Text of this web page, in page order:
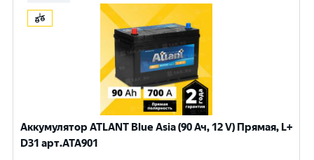
Аккумулятор ATLANT Blue Asia (90 Ач, 12 V) Прямая, L+
D31 арт.ATA901